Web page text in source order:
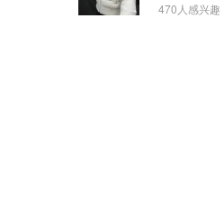
470人感兴趣